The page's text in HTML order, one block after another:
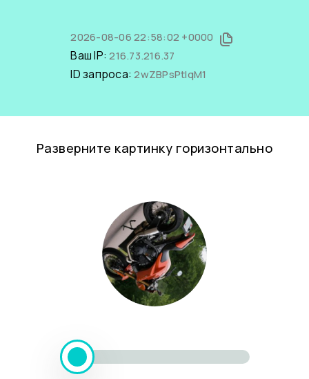
2026-08-06 22:58:02 +0000
Ваш IP:216.73.216.37
ID запроса:2wZBPsPtIqM1
Разверните картинку горизонтально